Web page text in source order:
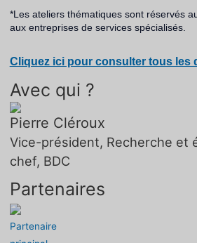
*Les ateliers thématiques sont réservés
aux entreprises de services spécialisés.
Cliquez ici pour consulter tous les
Avec qui ?
Pierre Cléroux
Vice-président, Recherche et
chef, BDC
Partenaires
Partenaire